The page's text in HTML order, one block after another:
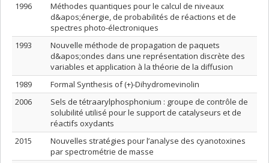
1996
Méthodes quantiques pour le calcul de niveaux
d&apos;énergie, de probabilités de réactions et de
spectres photo-électroniques
1993
Nouvelle méthode de propagation de paquets
d&apos;ondes dans une représentation discrète des
variables et application à la théorie de la diffusion
1989
Formal Synthesis of (+)-Dihydromevinolin
2006
Sels de tétraarylphosphonium : groupe de contrôle de
solubilité utilisé pour le support de catalyseurs et de
réactifs oxydants
2015
Nouvelles stratégies pour l’analyse des cyanotoxines
par spectrométrie de masse